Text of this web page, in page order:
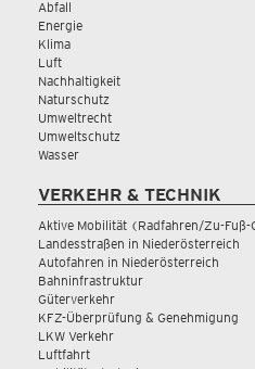
Abfall
Energie
Klima
Luft
Nachhaltigkeit
Naturschutz
Umweltrecht
Umweltschutz
Wasser
VERKEHR & TECHNIK
Aktive Mobilität (Radfahren/Zu-Fuß-
Landesstraßen in Niederösterreich
Autofahren in Niederösterreich
Bahninfrastruktur
Güterverkehr
KFZ-Überprüfung & Genehmigung
LKW Verkehr
Luftfahrt